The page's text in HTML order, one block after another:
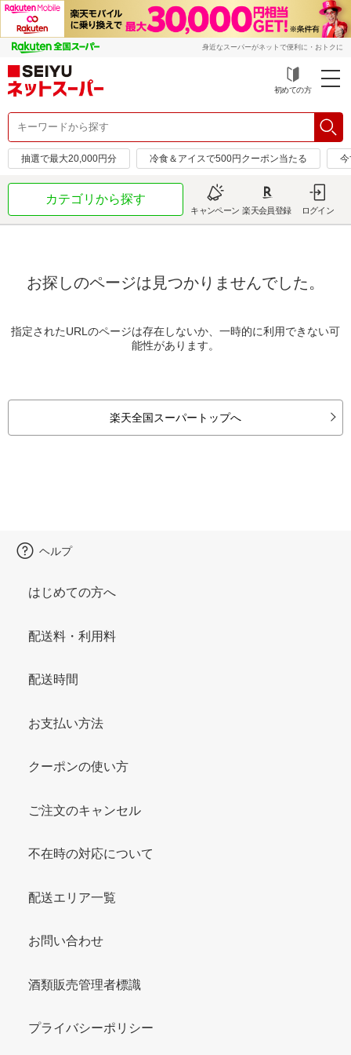
身近なスーパーがネットで便利に・おトクに
初めての方
抽選で最大20,000円分 冷食＆アイスで500円クーポン当たる
カテゴリから探す
キャンペーン 楽天会員登録 ログイン
お探しのページは見つかりませんでした。
指定されたURLのページは存在しないか、一時的に利用できない可
能性があります。
楽天全国スーパートップへ
ヘルプ
はじめての方へ
配送料・利用料
配送時間
お支払い方法
クーポンの使い方
ご注文のキャンセル
不在時の対応について
配送エリア一覧
お問い合わせ
酒類販売管理者標識
プライバシーポリシー